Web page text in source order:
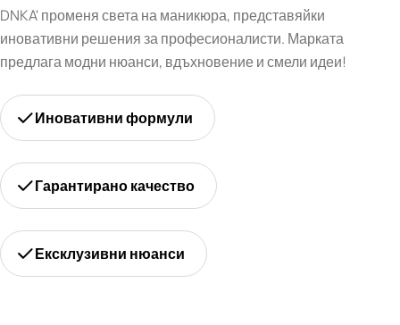
DNKA' променя света на маникюра, представяйки
иновативни решения за професионалисти. Марката
предлага модни нюанси, вдъхновение и смели идеи!
Иновативни формули
Гарантирано качество
Ексклузивни нюанси